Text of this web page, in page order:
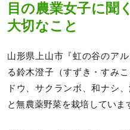
目の農業女子に聞
大切なこと
山形県上山市『虹の谷のア
る鈴木澄子（すずき・すみ
ドウ、サクランボ、和ナシ
と無農薬野菜を栽培していま